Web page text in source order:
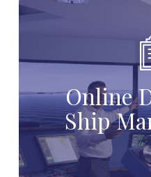
Online
Ship